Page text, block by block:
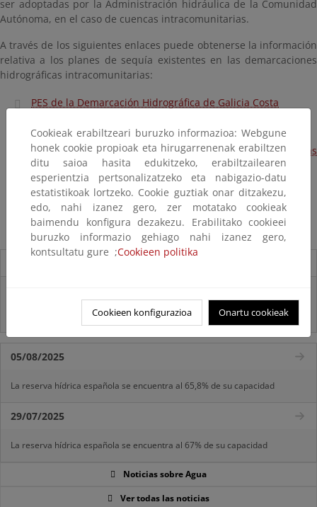
ser adoptadas por la Administración hidráulica de la Comunidad
Autónoma, en el caso de cuencas intracomunitarias.
A través de los siguientes enlaces puede obtenerse la información
relativa a los planes de sequía existentes en las demarcaciones
hidrográficas intracomunitarias:
PES de la Demarcación Hidrográfica de Galicia Costa
PES de las Cuencas Internas del País Vasco
PES de las Demarcaciones Hidrográficas intracomunitarias
de Andalucía
PES del Distrito de Cuenca Fluvial de Catalunya
PES de la Demarcación Hidrográfica de Illes Balears
Inf. Pública RD medidas gestión riesgo inundación
05/08/2025
La reserva hídrica española se encuentra al 65,8% de su capacidad
29/07/2025
La reserva hídrica española se encuentra al 67% de su capacidad
Noticias sobre Agua
Ver todas las noticias
Cookieak erabiltzeari buruzko informazioa: Webgune
honek cookie propioak eta hirugarrenenak erabiltzen
ditu saioa hasita edukitzeko, erabiltzailearen
esperientzia pertsonalizatzeko eta nabigazio-datu
estatistikoak lortzeko. Cookie guztiak onar ditzakezu,
edo, nahi izanez gero, zer motatako cookieak
baimendu konfigura dezakezu. Erabilitako cookieei
buruzko informazio gehiago nahi izanez gero,
kontsultatu gure ;Cookieen politika
Cookieen konfigurazioa Onartu cookieak